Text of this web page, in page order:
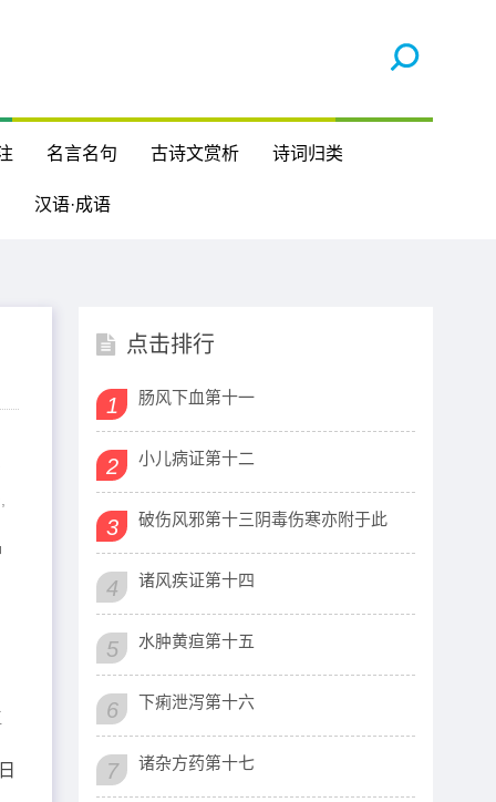
名言名句 古诗文赏析 诗词归类
汉语·成语
点击排行
1 肠风下血第十一
2 小儿病证第十二
3 破伤风邪第十三阴毒伤寒亦附于此
4 诸风疾证第十四
5 水肿黄疸第十五
6 下痢泄泻第十六
7 诸杂方药第十七